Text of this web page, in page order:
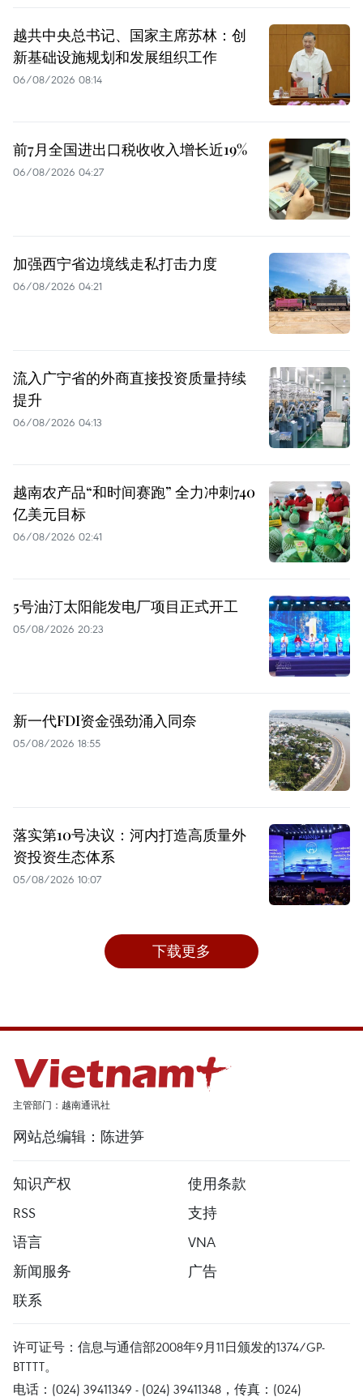
越共中央总书记、国家主席苏林：创
新基础设施规划和发展组织工作
06/08/2026 08:14
前7月全国进出口税收收入增长近19%
06/08/2026 04:27
加强西宁省边境线走私打击力度
06/08/2026 04:21
流入广宁省的外商直接投资质量持续
提升
06/08/2026 04:13
越南农产品“和时间赛跑” 全力冲刺740
亿美元目标
06/08/2026 02:41
5号油汀太阳能发电厂项目正式开工
05/08/2026 20:23
新一代FDI资金强劲涌入同奈
05/08/2026 18:55
落实第10号决议：河内打造高质量外
资投资生态体系
05/08/2026 10:07
下载更多
主管部门：越南通讯社
网站总编辑：陈进笋
知识产权
使用条款
RSS
支持
语言
VNA
新闻服务
广告
联系
许可证号：信息与通信部2008年9月11日颁发的1374/GP-
BTTTT。
电话：(024) 39411349 - (024) 39411348，传真：(024)